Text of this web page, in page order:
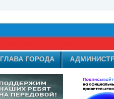
ГЛАВА ГОРОДА